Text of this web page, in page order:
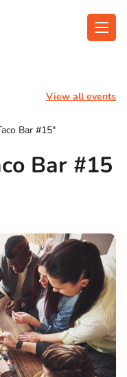
View all events
Bar #15"
Bar #15